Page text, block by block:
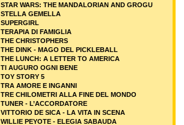
STAR WARS: THE MANDALORIAN AND GROGU
STELLA GEMELLA
SUPERGIRL
TERAPIA DI FAMIGLIA
THE CHRISTOPHERS
THE DINK - MAGO DEL PICKLEBALL
THE LUNCH: A LETTER TO AMERICA
TI AUGURO OGNI BENE
TOY STORY 5
TRA AMORE E INGANNI
TRE CHILOMETRI ALLA FINE DEL MONDO
TUNER - L’ACCORDATORE
VITTORIO DE SICA - LA VITA IN SCENA
WILLIE PEYOTE - ELEGIA SABAUDA